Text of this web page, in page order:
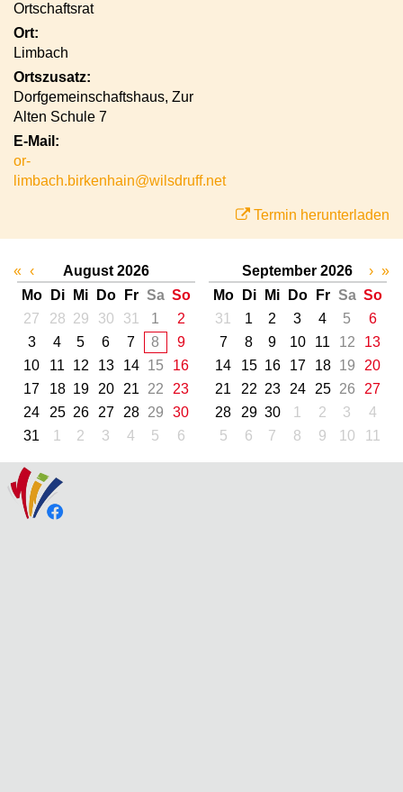
Ortschaftsrat
Ort:
Limbach
Ortszusatz:
Dorfgemeinschaftshaus, Zur
Alten Schule 7
E-Mail:
or-
limbach.birkenhain@wilsdruff.net
Termin herunterladen
« ‹
August 2026
Mo
Di Mi Do Fr Sa So
27
28 29 30 31 1
2
3
4 5 6 7 8
9
10
11 12 13 14 15
16
17
18 19 20 21 22
23
24
25 26 27 28 29
30
31
1 2 3 4 5 6
September 2026
Mo
Di Mi Do Fr Sa So
31
1 2 3 4 5
6
7
8 9 10 11 12
13
14
15 16 17 18 19
20
21
22 23 24 25 26
27
28
29 30 1 2 3
4
5
6 7 8 9 10 11
› »